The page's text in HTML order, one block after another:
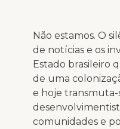
Não estamos. O
de notícias e os
Estado brasileiro
de uma
e hoje
comunidades e